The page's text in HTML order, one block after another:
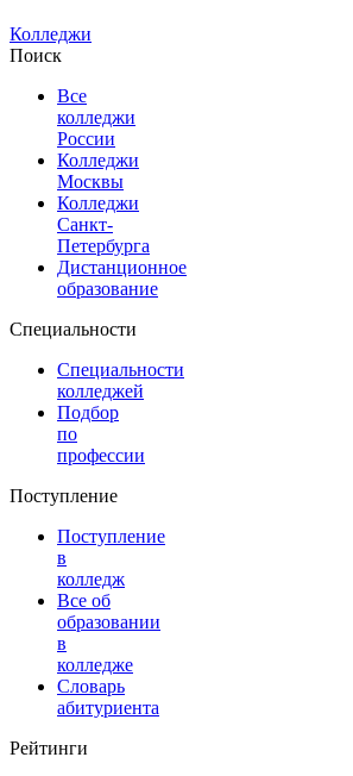
Колледжи
Поиск
Все
колледжи
России
Колледжи
Москвы
Колледжи
Санкт-
Петербурга
Дистанционное
образование
Специальности
Специальности
колледжей
Подбор
по
профессии
Поступление
Поступление
в
колледж
Все об
образовании
в
колледже
Словарь
абитуриента
Рейтинги